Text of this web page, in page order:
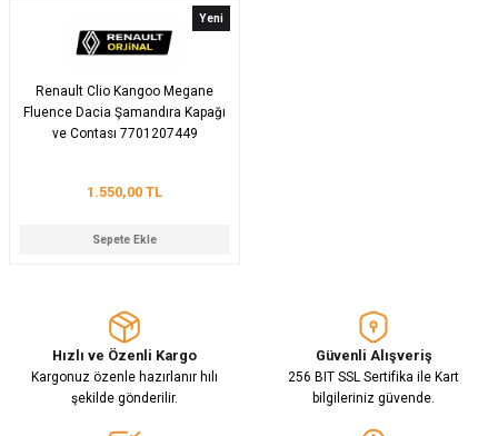
Yeni
Renault Clio Kangoo Megane
Fluence Dacia Şamandıra Kapağı
ve Contası 7701207449
1.550,00 TL
Sepete Ekle
Hızlı ve Özenli Kargo
Kargonuz özenle hazırlanır hılı
şekilde gönderilir.
Güvenli Alışveriş
256 BIT SSL Sertifika ile Kart
bilgileriniz güvende.